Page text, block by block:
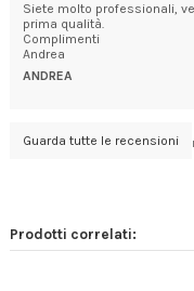
Siete molto professionali,
prima qualità.
Complimenti
Andrea
ANDREA
Guarda tutte le recensioni
Prodotti correlati: